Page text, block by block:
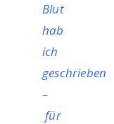
Blut
hab
ich
geschrieben
–
für